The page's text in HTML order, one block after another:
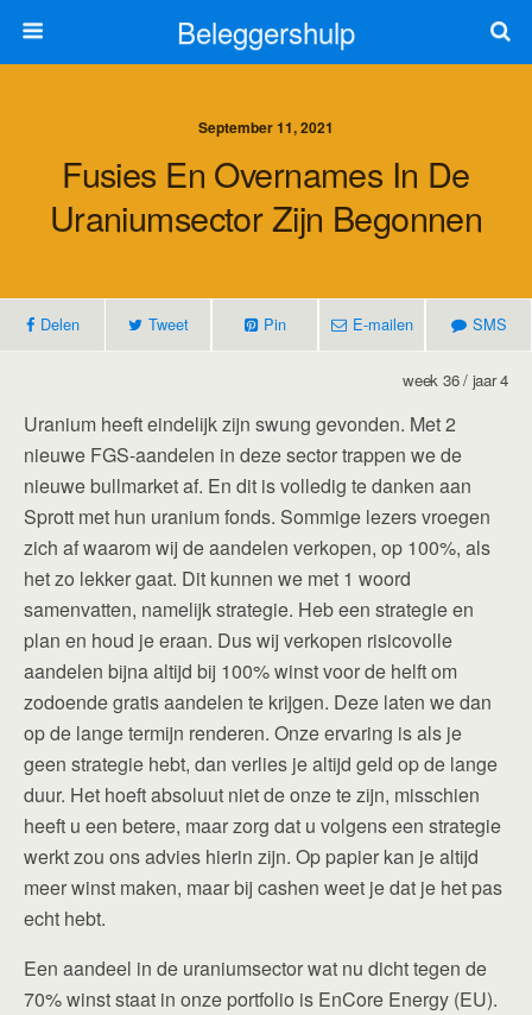
Beleggershulp
September 11, 2021
Fusies En Overnames In De
Uraniumsector Zijn Begonnen
Delen Tweet Pin E-mailen SMS
week 36 / jaar 4
Uranium heeft eindelijk zijn swung gevonden. Met 2
nieuwe FGS-aandelen in deze sector trappen we de
nieuwe bullmarket af. En dit is volledig te danken aan
Sprott met hun uranium fonds. Sommige lezers vroegen
zich af waarom wij de aandelen verkopen, op 100%, als
het zo lekker gaat. Dit kunnen we met 1 woord
samenvatten, namelijk strategie. Heb een strategie en
plan en houd je eraan. Dus wij verkopen risicovolle
aandelen bijna altijd bij 100% winst voor de helft om
zodoende gratis aandelen te krijgen. Deze laten we dan
op de lange termijn renderen. Onze ervaring is als je
geen strategie hebt, dan verlies je altijd geld op de lange
duur. Het hoeft absoluut niet de onze te zijn, misschien
heeft u een betere, maar zorg dat u volgens een strategie
werkt zou ons advies hierin zijn. Op papier kan je altijd
meer winst maken, maar bij cashen weet je dat je het pas
echt hebt.
Een aandeel in de uraniumsector wat nu dicht tegen de
70% winst staat in onze portfolio is EnCore Energy (EU).